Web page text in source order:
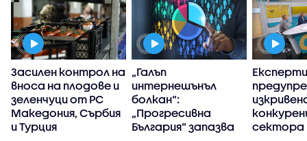
Засилен контрол на
вноса на плодове и
зеленчуци от РС
Македония, Сърбия
и Турция
„Галъп
интернешънъл
болкан“:
„Прогресивна
България“ запазва
Експерти
сектора